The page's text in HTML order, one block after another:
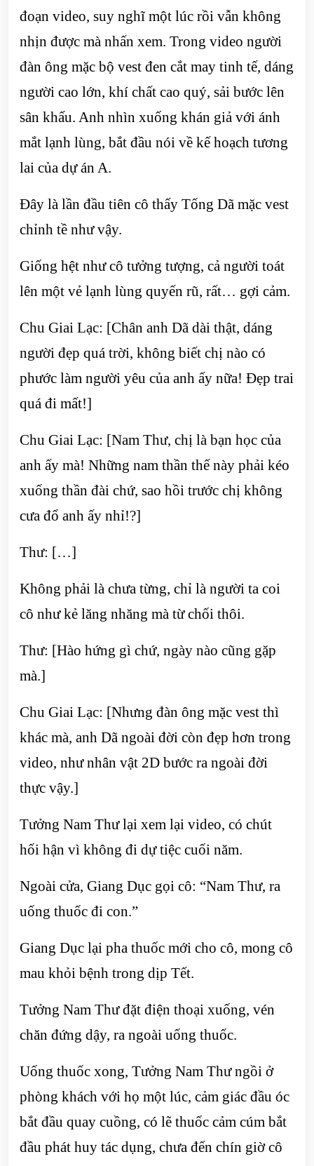
đoạn video, suy nghĩ một lúc rồi vẫn không
nhịn được mà nhấn xem. Trong video người
đàn ông mặc bộ vest đen cắt may tinh tế, dáng
người cao lớn, khí chất cao quý, sải bước lên
sân khấu. Anh nhìn xuống khán giả với ánh
mắt lạnh lùng, bắt đầu nói về kế hoạch tương
lai của dự án A.
Đây là lần đầu tiên cô thấy Tống Dã mặc vest
chỉnh tề như vậy.
Giống hệt như cô tưởng tượng, cả người toát
lên một vẻ lạnh lùng quyến rũ, rất… gợi cảm.
Chu Giai Lạc: [Chân anh Dã dài thật, dáng
người đẹp quá trời, không biết chị nào có
phước làm người yêu của anh ấy nữa! Đẹp trai
quá đi mất!]
Chu Giai Lạc: [Nam Thư, chị là bạn học của
anh ấy mà! Những nam thần thế này phải kéo
xuống thần đài chứ, sao hồi trước chị không
cưa đổ anh ấy nhỉ!?]
Thư: […]
Không phải là chưa từng, chỉ là người ta coi
cô như kẻ lăng nhăng mà từ chối thôi.
Thư: [Hào hứng gì chứ, ngày nào cũng gặp
mà.]
Chu Giai Lạc: [Nhưng đàn ông mặc vest thì
khác mà, anh Dã ngoài đời còn đẹp hơn trong
video, như nhân vật 2D bước ra ngoài đời
thực vậy.]
Tưởng Nam Thư lại xem lại video, có chút
hối hận vì không đi dự tiệc cuối năm.
Ngoài cửa, Giang Dục gọi cô: “Nam Thư, ra
uống thuốc đi con.”
Giang Dục lại pha thuốc mới cho cô, mong cô
mau khỏi bệnh trong dịp Tết.
Tưởng Nam Thư đặt điện thoại xuống, vén
chăn đứng dậy, ra ngoài uống thuốc.
Uống thuốc xong, Tưởng Nam Thư ngồi ở
phòng khách với họ một lúc, cảm giác đầu óc
bắt đầu quay cuồng, có lẽ thuốc cảm cúm bắt
đầu phát huy tác dụng, chưa đến chín giờ cô